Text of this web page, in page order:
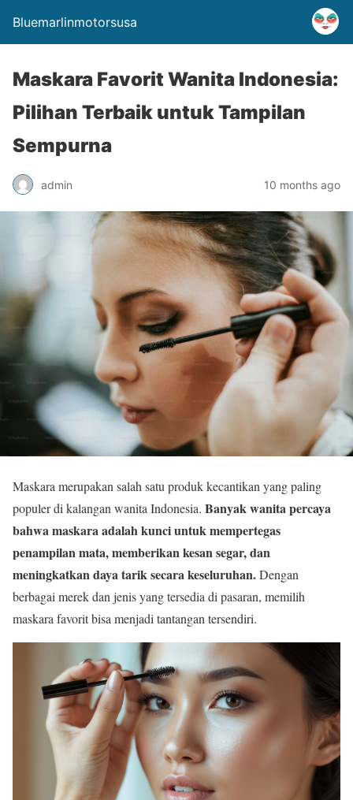
Bluemarlinmotorsusa
Maskara Favorit Wanita Indonesia:
Pilihan Terbaik untuk Tampilan
Sempurna
admin 10 months ago
Maskara merupakan salah satu produk kecantikan yang paling
populer di kalangan wanita Indonesia. Banyak wanita percaya
bahwa maskara adalah kunci untuk mempertegas
penampilan mata, memberikan kesan segar, dan
meningkatkan daya tarik secara keseluruhan.Dengan
berbagai merek dan jenis yang tersedia di pasaran, memilih
maskara favorit bisa menjadi tantangan tersendiri.